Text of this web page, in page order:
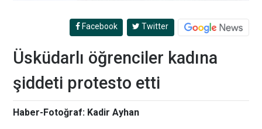
Facebook Twitter
Üsküdarlı öğrenciler kadına
şiddeti protesto etti
Haber-Fotoğraf: Kadir Ayhan